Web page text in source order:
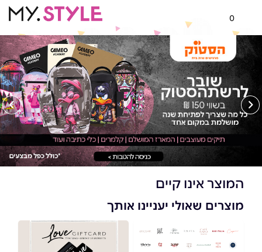
0
המוצר אינו קיים
מוצרים שאולי יעניינו אותך